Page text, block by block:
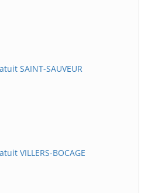
SAINT-SAUVEUR
VILLERS-BOCAGE